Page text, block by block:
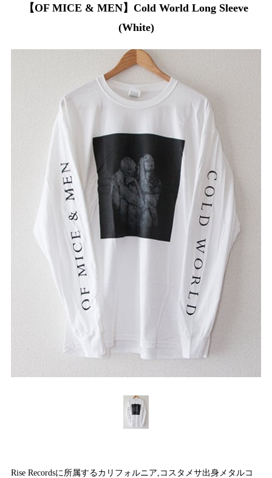
【OF MICE & MEN】Cold World Long Sleeve
(White)
Rise Recordsに所属するカリフォルニア,コスタメサ出身メタルコ